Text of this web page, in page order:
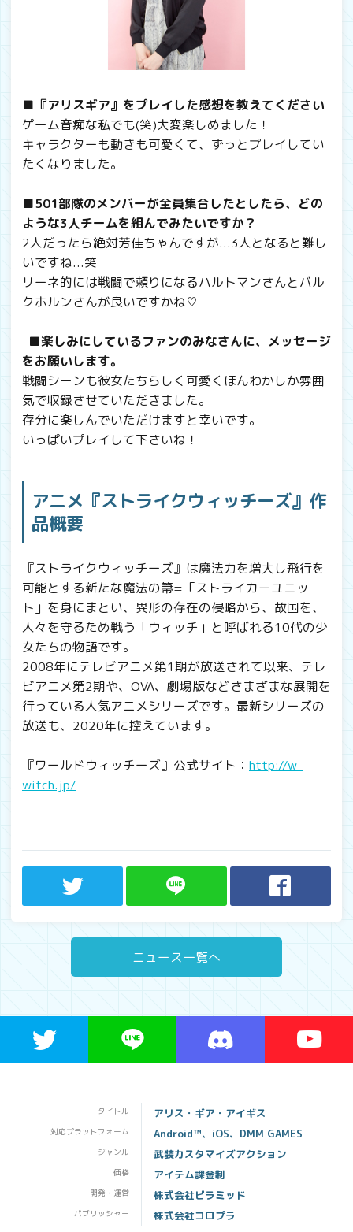
■『アリスギア』をプレイした感想を教えてください
ゲーム音痴な私でも(笑)大変楽しめました！
キャラクターも動きも可愛くて、ずっとプレイしてい
たくなりました。
■501部隊のメンバーが全員集合したとしたら、どの
ような3人チームを組んでみたいですか？
2人だったら絶対芳佳ちゃんですが...3人となると難し
いですね...笑
リーネ的には戦闘で頼りになるハルトマンさんとバル
クホルンさんが良いですかね♡
■楽しみにしているファンのみなさんに、メッセージ
をお願いします。
戦闘シーンも彼女たちらしく可愛くほんわかしか雰囲
気で収録させていただきました。
存分に楽しんでいただけますと幸いです。
いっぱいプレイして下さいね！
アニメ『ストライクウィッチーズ』作
品概要
『ストライクウィッチーズ』は魔法力を増大し飛行を
可能とする新たな魔法の箒=「ストライカーユニッ
ト」を身にまとい、異形の存在の侵略から、故国を、
人々を守るため戦う「ウィッチ」と呼ばれる10代の少
女たちの物語です。
2008年にテレビアニメ第1期が放送されて以来、テレ
ビアニメ第2期や、OVA、劇場版などさまざまな展開を
行っている人気アニメシリーズです。最新シリーズの
放送も、2020年に控えています。
『ワールドウィッチーズ』公式サイト： http://w-
witch.jp/
ニュース一覧へ
タイトル アリス・ギア・アイギス
対応プラットフォーム Android™、iOS、DMM GAMES
ジャンル 武装カスタマイズアクション
価格 アイテム課金制
開発・運営 株式会社ピラミッド
パブリッシャー 株式会社コロプラ